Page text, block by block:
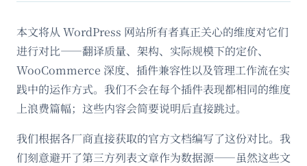
本文将从 WordPress 网站所有者真正关心的维度对它们
进行对比——翻译质量、架构、实际规模下的定价、
WooCommerce 深度、插件兼容性以及管理工作流在实
践中的运作方式。我们不会在每个插件表现都相同的维度
上浪费篇幅；这些内容会简要说明后直接跳过。
我们根据各厂商直接获取的官方文档编写了这份对比。我
们刻意避开了第三方列表文章作为数据源——虽然这些文